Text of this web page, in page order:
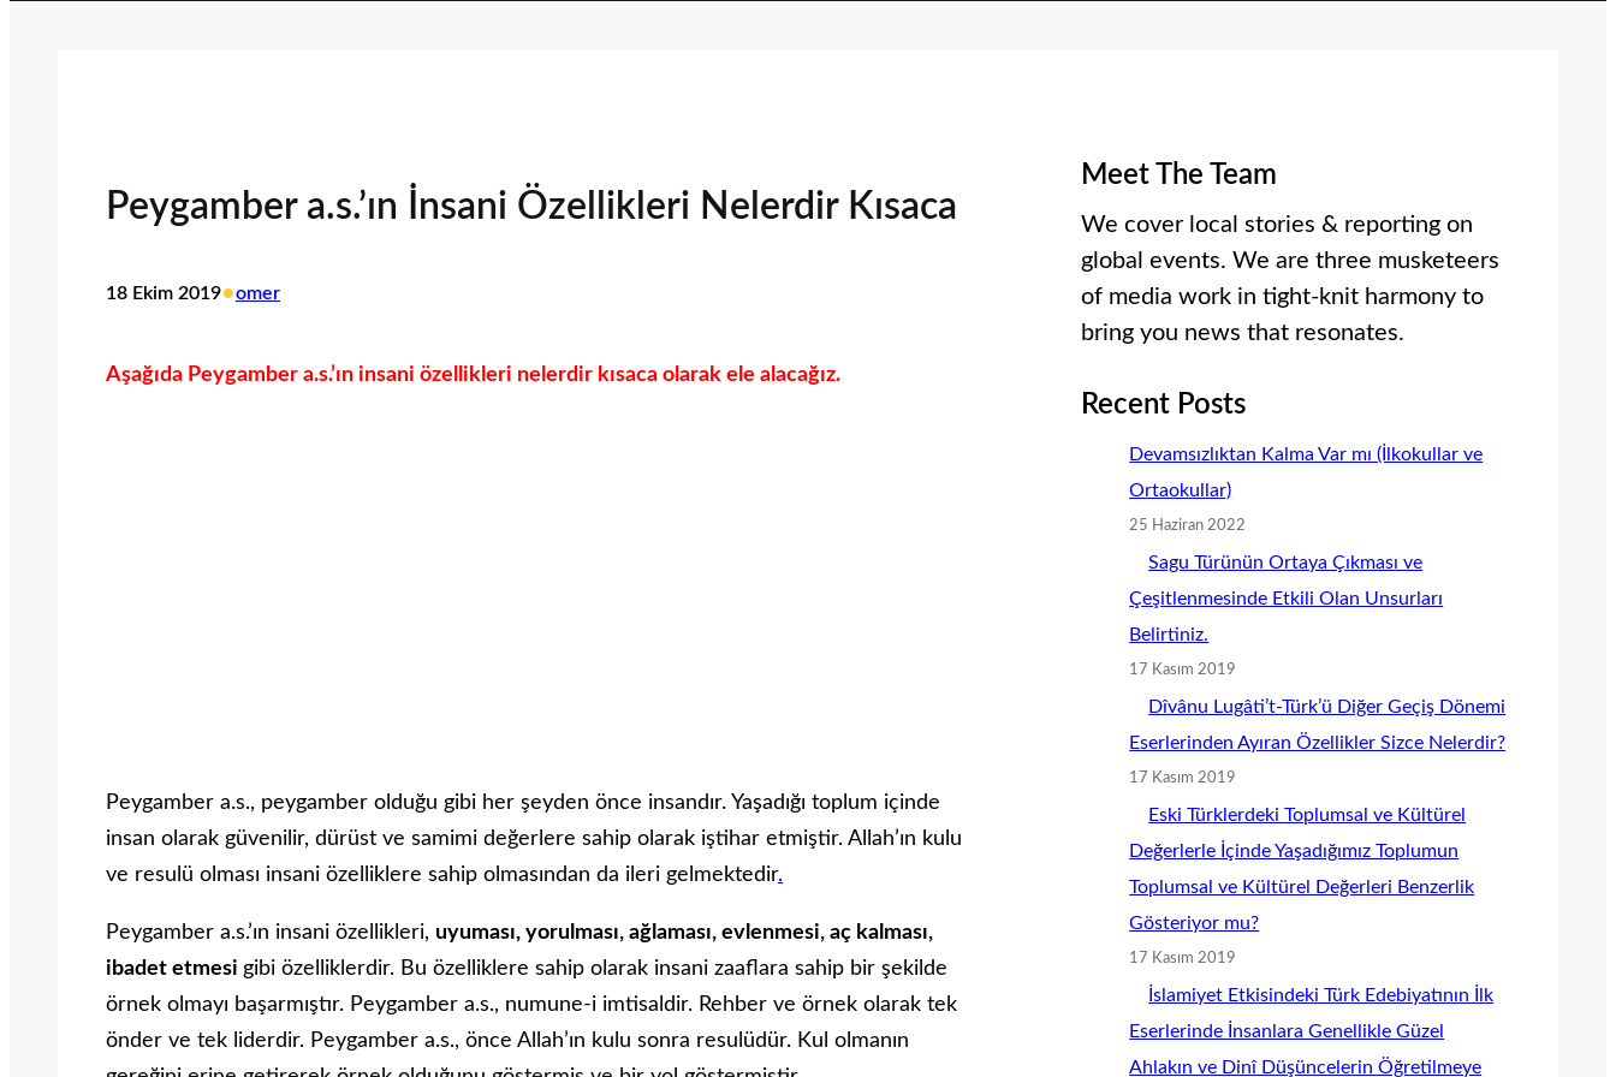
Peygamber a.s.’ın İnsani Özellikleri Nelerdir Kısaca
18 Ekim 2019•omer
Aşağıda Peygamber a.s.’ın insani özellikleri nelerdir kısaca olarak ele alacağız.
Peygamber a.s., peygamber olduğu gibi her şeyden önce insandır. Yaşadığı toplum içinde
insan olarak güvenilir, dürüst ve samimi değerlere sahip olarak iştihar etmiştir. Allah’ın kulu
ve resulü olması insani özelliklere sahip olmasından da ileri gelmektedir.
Peygamber a.s.’ın insani özellikleri, uyuması, yorulması, ağlaması, evlenmesi, aç kalması,
ibadet etmesi gibi özelliklerdir. Bu özelliklere sahip olarak insani zaaflara sahip bir şekilde
örnek olmayı başarmıştır. Peygamber a.s., numune-i imtisaldir. Rehber ve örnek olarak tek
önder ve tek liderdir. Peygamber a.s., önce Allah’ın kulu sonra resulüdür. Kul olmanın
Meet The Team
We cover local stories & reporting on
global events. We are three musketeers
of media work in tight-knit harmony to
bring you news that resonates.
Recent Posts
Devamsızlıktan Kalma Var mı (İlkokullar ve
Ortaokullar)
25 Haziran 2022
Sagu Türünün Ortaya Çıkması ve
Çeşitlenmesinde Etkili Olan Unsurları
Belirtiniz.
17 Kasım 2019
Dîvânu Lugâti’t-Türk’ü Diğer Geçiş Dönemi
Eserlerinden Ayıran Özellikler Sizce Nelerdir?
17 Kasım 2019
Eski Türklerdeki Toplumsal ve Kültürel
Değerlerle İçinde Yaşadığımız Toplumun
Toplumsal ve Kültürel Değerleri Benzerlik
Gösteriyor mu?
17 Kasım 2019
İslamiyet Etkisindeki Türk Edebiyatının İlk
Eserlerinde İnsanlara Genellikle Güzel
Ahlakın ve Dinî Düşüncelerin Öğretilmeye